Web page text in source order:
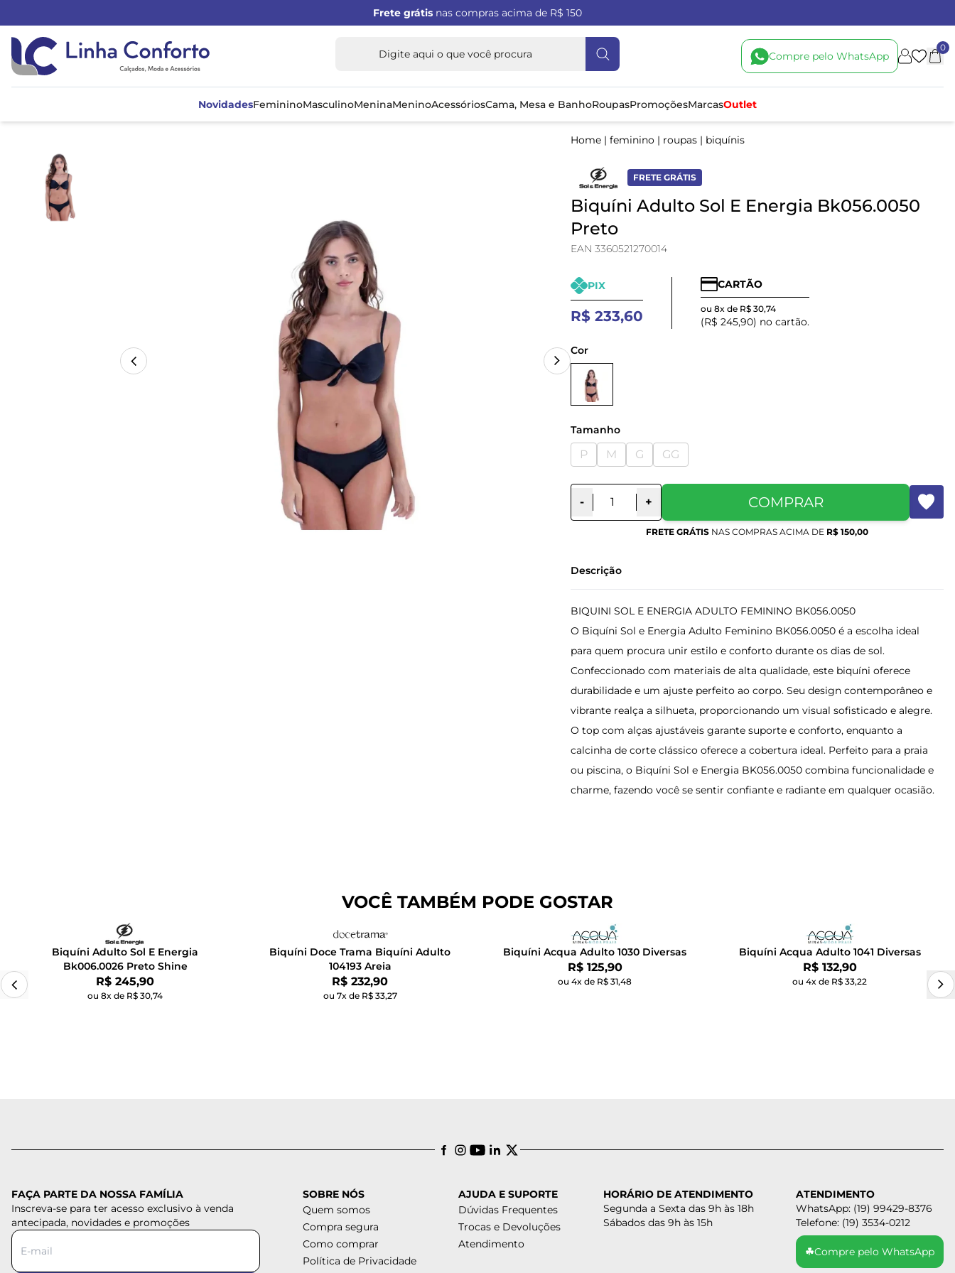
Frete grátis nas compras acima de R$ 150
Linha
Compre pelo WhatsApp
0
NovidadesFemininoMasculinoMeninaMeninoAcessóriosCama, Mesa e BanhoRoupasPromoçõesMarcasOutlet
Home |feminino | roupas | biquínis
FRETE GRÁTIS
Biquíni Adulto Sol E Energia Bk056.0050
Preto
EAN 3360521270014
PIX
R$ 233,60
CARTÃO
ou 8x de R$ 30,74
(R$ 245,90) no cartão.
Cor
Tamanho
P M G GG
- + COMPRAR
FRETE GRÁTIS NAS COMPRAS ACIMA DE R$ 150,00
Descrição
BIQUINI SOL E ENERGIA ADULTO FEMININO BK056.0050
O Biquíni Sol e Energia Adulto Feminino BK056.0050 é a escolha ideal
para quem procura unir estilo e conforto durante os dias de sol.
Confeccionado com materiais de alta qualidade, este biquíni oferece
durabilidade e um ajuste perfeito ao corpo. Seu design contemporâneo e
vibrante realça a silhueta, proporcionando um visual sofisticado e alegre.
O top com alças ajustáveis garante suporte e conforto, enquanto a
calcinha de corte clássico oferece a cobertura ideal. Perfeito para a praia
ou piscina, o Biquíni Sol e Energia BK056.0050 combina funcionalidade e
charme, fazendo você se sentir confiante e radiante em qualquer ocasião.
VOCÊ TAMBÉM PODE GOSTAR
Biquíni Adulto Sol E Energia
Bk006.0026 Preto Shine
Por:
R$ 245,90
ou 8x de R$ 30,74
Biquíni Doce Trama Biquíni Adulto
104193 Areia
Por:
R$ 232,90
ou 7x de R$ 33,27
Biquíni Acqua Adulto 1030 Diversas
Por:
R$ 125,90
ou 4x de R$ 31,48
Biquíni Acqua Adulto 1041 Diversas
Por:
R$ 132,90
ou 4x de R$ 33,22
FAÇA PARTE DA NOSSA FAMÍLIA
Inscreva-se para ter acesso exclusivo à venda
antecipada, novidades e promoções
SOBRE NÓS
Quem somos
Compra segura
Como comprar
Política de Privacidade
AJUDA E SUPORTE
Dúvidas Frequentes
Trocas e Devoluções
Atendimento
HORÁRIO DE ATENDIMENTO
Segunda a Sexta das 9h às 18h
Sábados das 9h às 15h
ATENDIMENTO
WhatsApp: (19) 99429-8376
Telefone: (19) 3534-0212
☘Compre pelo WhatsApp